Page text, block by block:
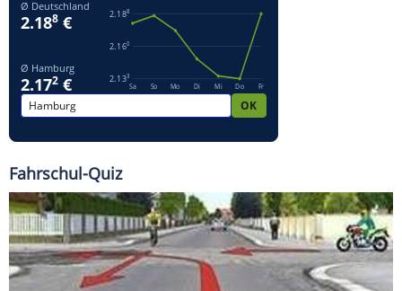
Fahrschul-Quiz